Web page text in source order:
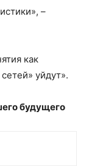
–
как
уйдут».
будущего